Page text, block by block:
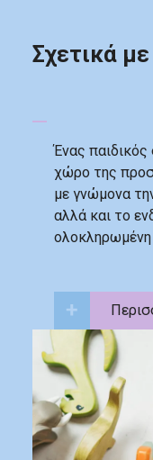
Σχετικά
Ένας
χώρο της
με γνώμονα
αλλά και το
ολοκληρωμένη